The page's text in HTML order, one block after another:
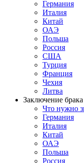
Германия
Италия
Китай
ОАЭ
Польша
Россия
США
Турция
Франция
Чехия
Литва
Заключение брака
Что нужно
Германия
Италия
Китай
ОАЭ
Польша
Россия